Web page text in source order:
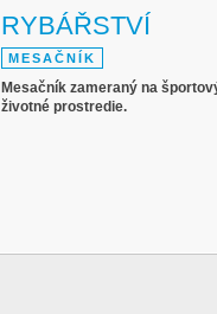
RYBÁŘSTVÍ
MESAČNÍK
Mesačník zameraný na
životné prostredie.